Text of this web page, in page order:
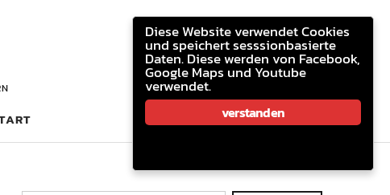
Diese Website verwendet Cookies
und speichert sesssionbasierte
Daten. Diese werden von Facebook,
Google Maps und Youtube
verwendet.
verstanden